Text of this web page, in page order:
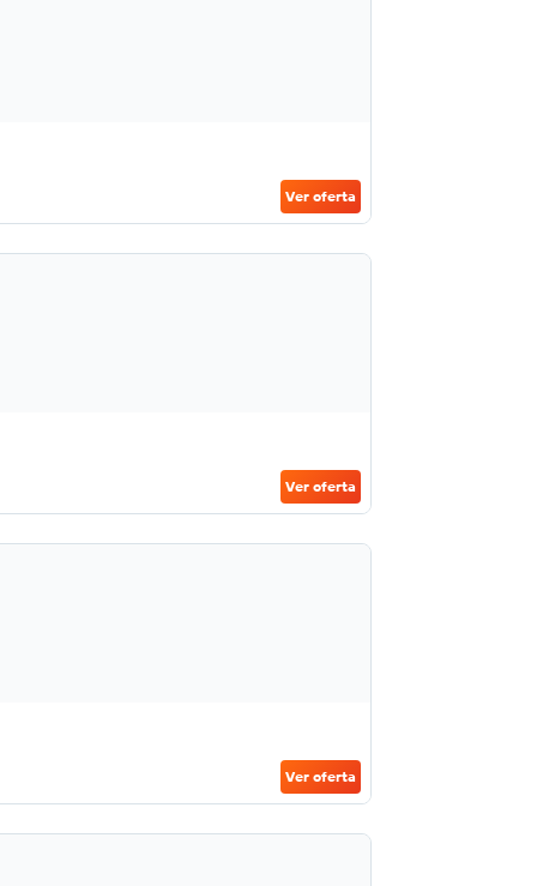
Ver oferta
Ver oferta
Ver oferta